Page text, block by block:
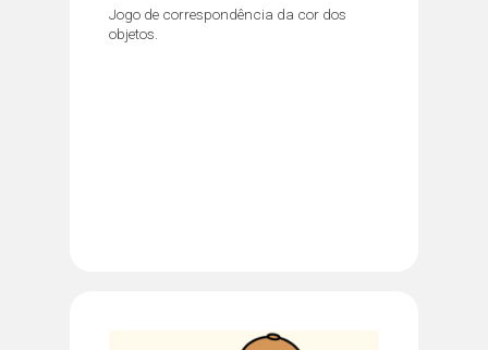
Jogo de correspondência da cor dos
objetos.